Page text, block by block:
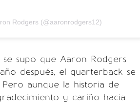
Rodgers (@aaronrodgers12)
supo que Aaron Rodgers
después, el quarterback se
aunque la historia de
y cariño hacia